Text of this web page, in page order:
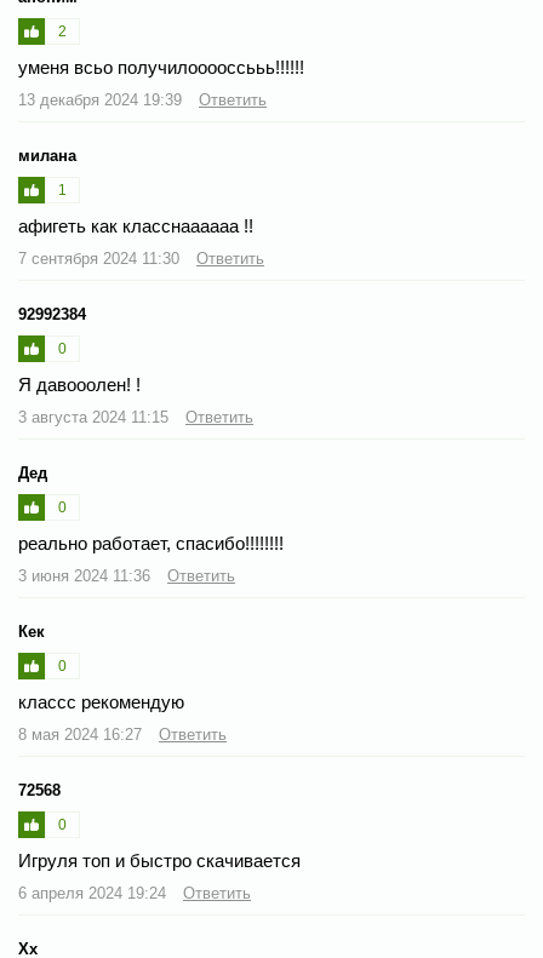
2
уменя всьо получилооооссььь!!!!!!
13 декабря 2024 19:39 Ответить
милана
1
афигеть как класснаааааа !!
7 сентября 2024 11:30 Ответить
92992384
0
Я давооолен! !
3 августа 2024 11:15 Ответить
Дед
0
реально работает, спасибо!!!!!!!!
3 июня 2024 11:36 Ответить
Кек
0
классс рекомендую
8 мая 2024 16:27 Ответить
72568
0
Игруля топ и быстро скачивается
6 апреля 2024 19:24 Ответить
Хх